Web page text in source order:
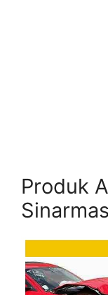
Produk
Sinarmas